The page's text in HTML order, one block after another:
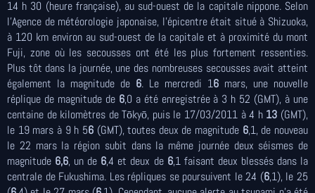
14 h 30 (heure française), au sud-ouest de la capitale nippone. Selon
l'Agence de météorologie japonaise, l'épicentre était situé à Shizuoka,
à 120 km environ au sud-ouest de la capitale et à proximité du mont
Fuji, zone où les secousses ont été les plus fortement ressenties.
Plus tôt dans la journée, une des nombreuses secousses avait atteint
également la magnitude de 6. Le mercredi 16 mars, une nouvelle
réplique de magnitude de 6,0 a été enregistrée à 3 h 52 (GMT), à une
centaine de kilomètres de Tōkyō, puis le 17/03/2011 à 4 h 13 (GMT),
le 19 mars à 9 h 56(GMT), toutes deux de magnitude 6,1, de nouveau
le 22 mars la région subit dans la même journée deux séismes de
magnitude 6,6, un de 6,4 et deux de 6,1 faisant deux blessés dans la
centrale de Fukushima. Les répliques se poursuivent le 24 (6,1), le 25